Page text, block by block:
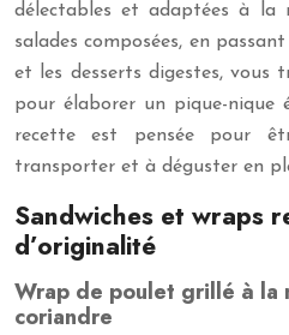
délectables et adaptées à la
salades composées, en
et les desserts digestes, vous
pour élaborer un pique-nique
recette est pensée pour
transporter et à déguster en
Sandwiches et wraps
d’originalité
Wrap de poulet grillé à la
coriandre